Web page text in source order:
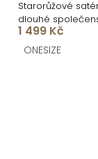
Starorůžové
dlouhé
EBOLIA
1 499 Kč
ONESIZE